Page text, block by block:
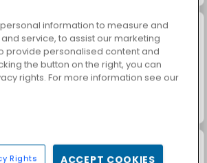
information to measure and
service, to assist our marketing
provide personalised content and
the button on the right, you can
rights. For more information see our
Rights ACCEPT COOKIES